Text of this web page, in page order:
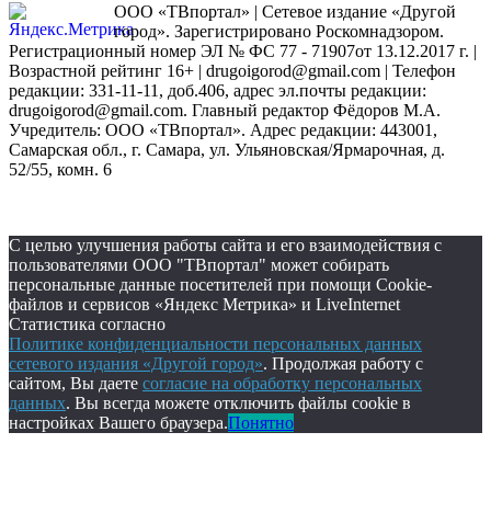
ООО «ТВпортал» | Сетевое издание «Другой
город». Зарегистрировано Роскомнадзором.
Регистрационный номер ЭЛ № ФС 77 - 71907от 13.12.2017 г. |
Возрастной рейтинг 16+ | drugoigorod@gmail.com | Телефон
редакции: 331-11-11, доб.406, адрес эл.почты редакции:
drugoigorod@gmail.com. Главный редактор Фёдоров М.А.
Учредитель: ООО «ТВпортал». Адрес редакции: 443001,
Самарская обл., г. Самара, ул. Ульяновская/Ярмарочная, д.
52/55, комн. 6
С целью улучшения работы сайта и его взаимодействия с
пользователями ООО "ТВпортал" может собирать
персональные данные посетителей при помощи Cookie-
файлов и сервисов «Яндекс Метрика» и LiveInternet
Статистика согласно
Политике конфиденциальности персональных данных
сетевого издания «Другой город». Продолжая работу с
сайтом, Вы даете согласие на обработку персональных
данных. Вы всегда можете отключить файлы cookie в
настройках Вашего браузера.Понятно